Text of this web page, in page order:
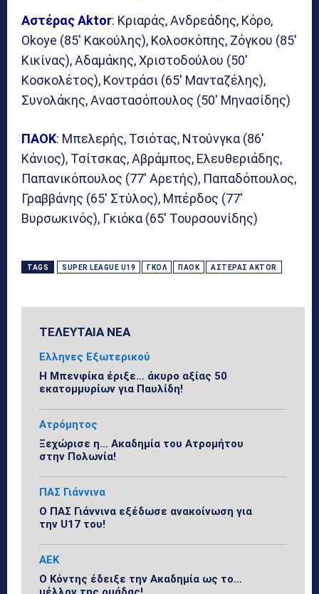
Αστέρας Aktor: Κριαράς, Ανδρεάδης, Κόρο,
Okoye (85′ Κακούλης), Κολοσκόπης, Ζόγκου (85′
Κικίνας), Αδαμάκης, Χριστοδούλου (50′
Κοσκολέτος), Κοντράσι (65′ Μανταζέλης),
Συνολάκης, Αναστασόπουλος (50′ Μηνασίδης)
ΠΑΟΚ: Μπελερής, Τσιότας, Ντούνγκα (86′
Κάνιος), Τσίτσκας, Αβράμπος, Ελευθεριάδης,
Παπανικόπουλος (77′ Αρετής), Παπαδόπουλος,
Γραββάνης (65′ Στύλος), Μπέρδος (77′
Βυρσωκινός), Γκιόκα (65′ Τουρσουνίδης)
TAGS SUPER LEAGUE U19 ΓΚΟΛ ΠΑΟΚ ΑΣΤΈΡΑΣ AKTOR
ΤΕΛΕΥΤΑΙΑ ΝΕΑ
Ελληνες Εξωτερικού
Η Μπενφίκα έριξε… άκυρο αξίας 50
εκατομμυρίων για Παυλίδη!
Ατρόμητος
Ξεχώρισε η… Ακαδημία του Ατρομήτου
στην Πολωνία!
ΠΑΣ Γιάννινα
Ο ΠΑΣ Γιάννινα εξέδωσε ανακοίνωση για
την U17 του!
ΑΕΚ
Ο Κόντης έδειξε την Ακαδημία ως το…